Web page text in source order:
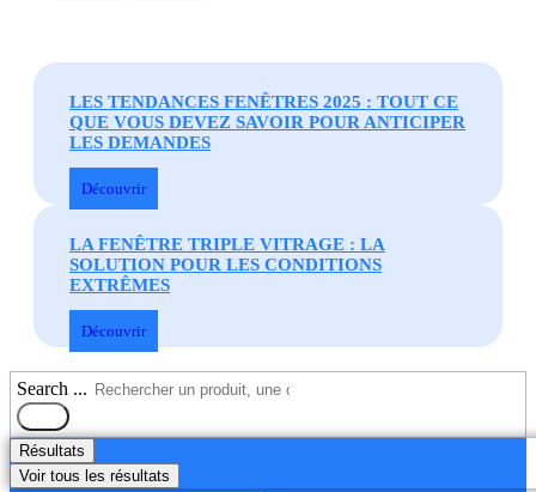
LES TENDANCES FENÊTRES 2025 : TOUT CE
QUE VOUS DEVEZ SAVOIR POUR ANTICIPER
LES DEMANDES
Découvrir
LA FENÊTRE TRIPLE VITRAGE : LA
SOLUTION POUR LES CONDITIONS
EXTRÊMES
Découvrir
Search ...
Résultats
Voir tous les résultats